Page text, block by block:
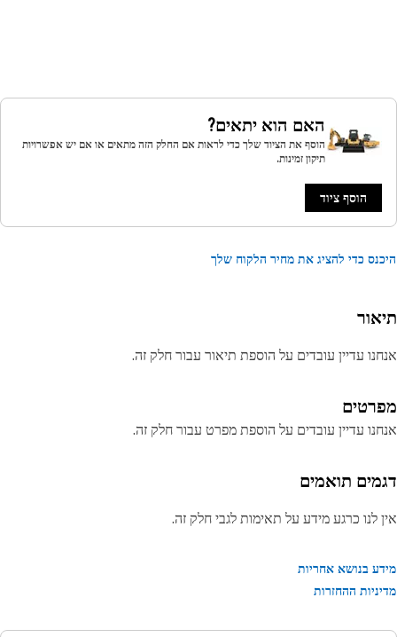
האם הוא יתאים?
הוסף את הציוד שלך כדי לראות אם החלק הזה מתאים או אם יש אפשרויות
תיקון זמינות.
הוסף ציוד
כדי להציג את מחיר הלקוח שלך
עדיין עובדים על הוספת תיאור עבור חלק זה.
עדיין עובדים על הוספת מפרט עבור חלק זה.
תואמים
לנו כרגע מידע על תאימות לגבי חלק זה.
בנושא אחריות
ההחזרות